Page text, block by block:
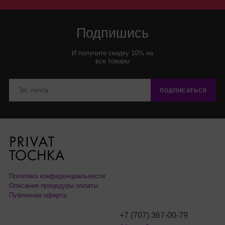
Подпишись
И получите скидку 10% на
все товары
ПОДПИСАТЬСЯ
Политика конфиденциальности
Описания процедуры оплаты
Публичная оферта
+7 (707) 367-00-79